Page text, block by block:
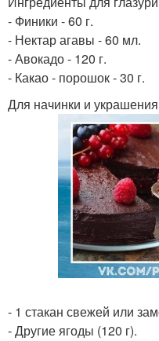
- Финики - 60 г.
- Нектар агавы - 60 мл.
- Авокадо - 120 г.
- Какао - порошок - 30 г.
Для начинки и
- 1 стакан свежей или
- Другие ягоды (120 г).